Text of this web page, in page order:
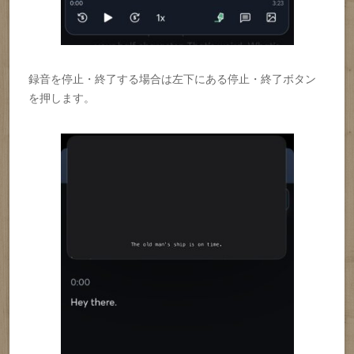
録音を停止・終了する場合は左下にある停止・終了ボタン
を押します。